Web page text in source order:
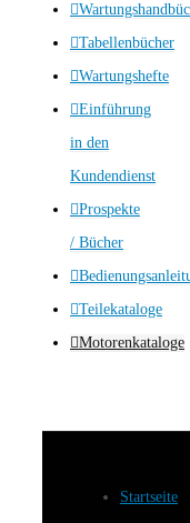
Tabellenbücher
Wartungshefte
Einführung
in den
Kundendienst
Prospekte
/ Bücher
Teilekataloge
Motorenkataloge
Startseite